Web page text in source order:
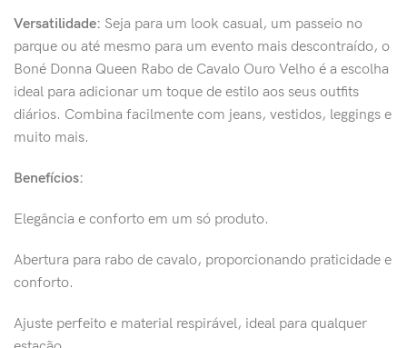
Versatilidade: Seja para um look casual, um passeio no
parque ou até mesmo para um evento mais descontraído, o
Boné Donna Queen Rabo de Cavalo Ouro Velho é a escolha
ideal para adicionar um toque de estilo aos seus outfits
diários. Combina facilmente com jeans, vestidos, leggings e
muito mais.
Benefícios:
Elegância e conforto em um só produto.
Abertura para rabo de cavalo, proporcionando praticidade e
conforto.
Ajuste perfeito e material respirável, ideal para qualquer